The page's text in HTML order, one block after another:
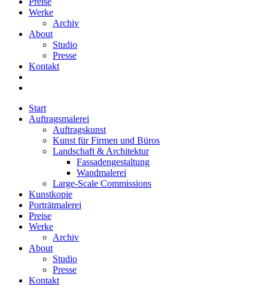
Werke
Archiv
About
Studio
Presse
Kontakt
Start
Auftragsmalerei
Auftragskunst
Kunst für Firmen und Büros
Landschaft & Architektur
Fassadengestaltung
Wandmalerei
Large-Scale Commissions
Kunstkopie
Porträtmalerei
Preise
Werke
Archiv
About
Studio
Presse
Kontakt